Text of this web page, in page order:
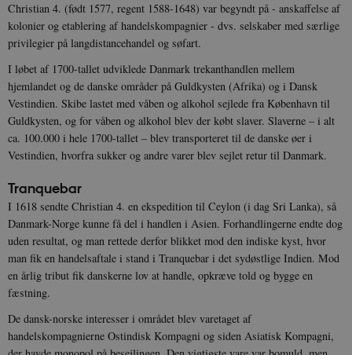
Christian 4. (født 1577, regent 1588-1648) var begyndt på - anskaffelse af
kolonier og etablering af handelskompagnier - dvs. selskaber med særlige
privilegier på langdistancehandel og søfart.
I løbet af 1700-tallet udviklede Danmark trekanthandlen mellem
hjemlandet og de danske områder på Guldkysten (Afrika) og i Dansk
Vestindien. Skibe lastet med våben og alkohol sejlede fra København til
Guldkysten, og for våben og alkohol blev der købt slaver. Slaverne – i alt
ca. 100.000 i hele 1700-tallet – blev transporteret til de danske øer i
Vestindien, hvorfra sukker og andre varer blev sejlet retur til Danmark.
Tranquebar
I 1618 sendte Christian 4. en ekspedition til Ceylon (i dag Sri Lanka), så
Danmark-Norge kunne få del i handlen i Asien. Forhandlingerne endte dog
uden resultat, og man rettede derfor blikket mod den indiske kyst, hvor
man fik en handelsaftale i stand i Tranquebar i det sydøstlige Indien. Mod
en årlig tribut fik danskerne lov at handle, opkræve told og bygge en
fæstning.
De dansk-norske interesser i området blev varetaget af
handelskompagnierne Ostindisk Kompagni og siden Asiatisk Kompagni,